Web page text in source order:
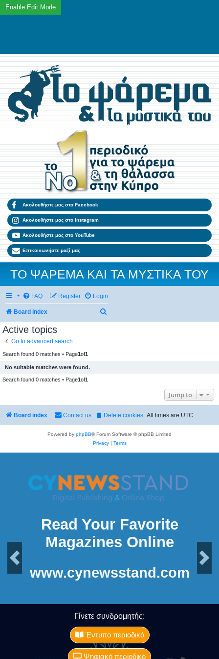
Ακολουθήστε μας στο Facebook
Ακολουθήστε μας στο Instagram
Ακολουθήστε μας στο YouTube
Επικοινωνήστε μαζί μας
ΤΟ ΨΑΡΕΜΑ ΚΑΙ ΤΑ ΜΥΣΤΙΚΑ ΤΟΥ
FAQ Login
Register
Board index
Active topics
Go to advanced search
Search found 0 matches • Page1of1
No suitable matches were found.
Search found 0 matches • Page1of1
Jump to
Board index All times are UTC
Delete cookies
Contact us
Powered by phpBB® Forum Software © phpBB Limited
Privacy| Terms
Read Your Favorite
Magazines Online
Next
www.cynewsstand.com
Γίνετε συνδρομητής:
Έντυπο περιοδικό
Ψηφιακό περιοδικό